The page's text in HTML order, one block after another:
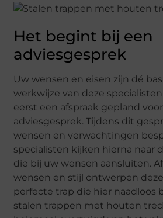
Het begint bij een
adviesgesprek
Uw wensen en eisen zijn dé
werkwijze van deze
eerst een afspraak gepland
adviesgesprek. Tijdens dit
wensen en verwachtingen
specialisten kijken hierna naar
die bij uw wensen aansluiten.
wensen en stijl ontwerpen
perfecte trap die hier naadloos
stalen trappen met houten